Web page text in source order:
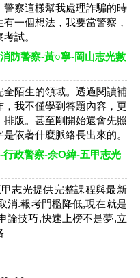
警察這樣幫我處理詐騙的時
一個想法，我要當警察，
試。
防警察-黃○寧-岡山志光數
全陌生的領域。透過閱讀補
，我不僅學到答題內容，更
版。甚至剛開始還會先照
依著什麼脈絡長出來的。
行政警察-佘O緯-五甲志光
志光提供完整課程與最新
消.報考門檻降低,現在就是
論技巧,快速上榜不是夢,立